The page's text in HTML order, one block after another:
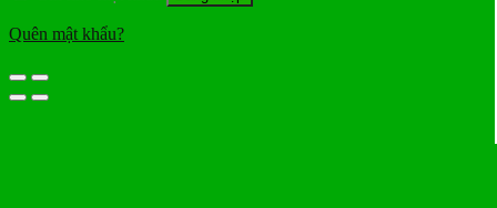
Quên mật khẩu?